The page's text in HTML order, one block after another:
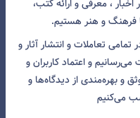
اخبار ، معرفی و ارائه کتب،
فرهنگ و هنر هستیم.
تمامی تعاملات و انتشار آثار و
می‌رسانیم و اعتماد کاربران و
و بهره‌مندی از دیدگاه‌ها و
می‌کنیم